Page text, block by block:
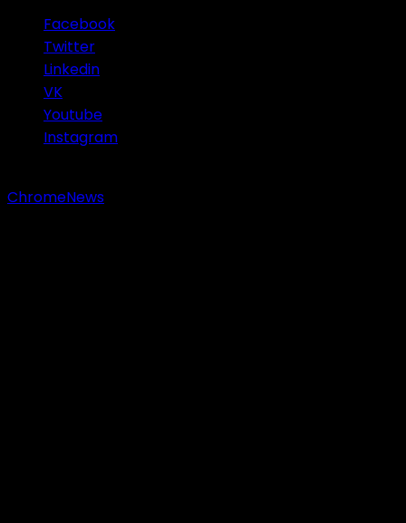
Facebook
Twitter
Linkedin
VK
Youtube
Instagram
ChromeNews